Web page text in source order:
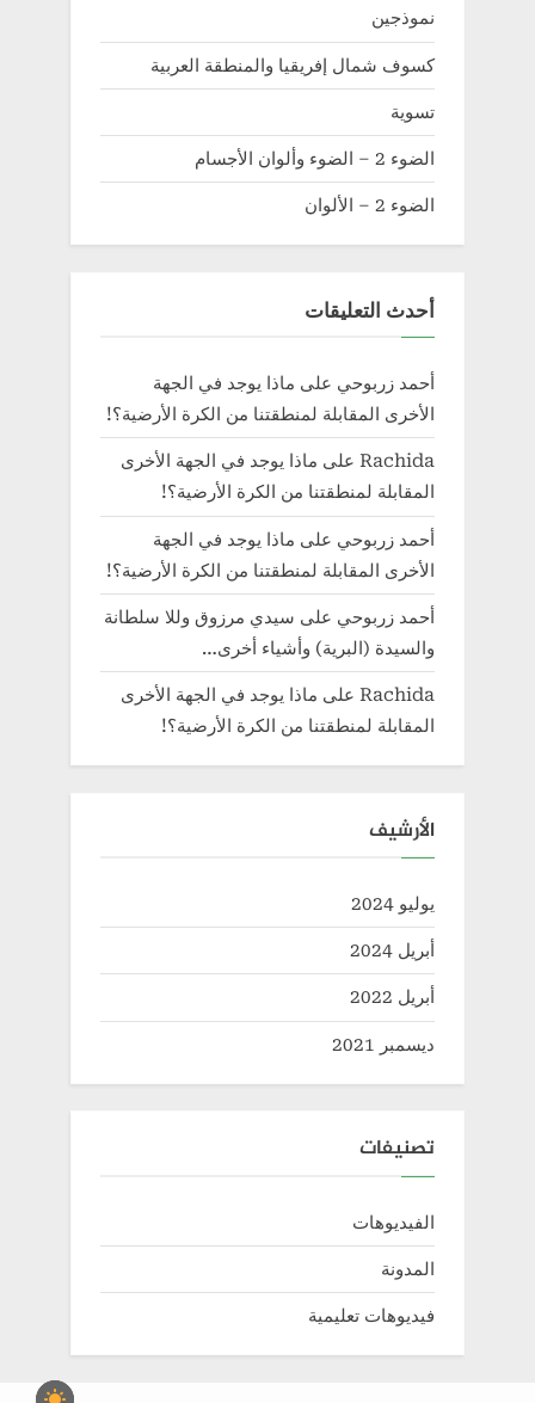
نموذجين
كسوف شمال إفريقيا والمنطقة العربية
تسوية
الضوء 2 – الضوء وألوان الأجسام
الضوء 2 – الألوان
أحدث التعليقات
أحمد زربوحي على ماذا يوجد في الجهة
الأخرى المقابلة لمنطقتنا من الكرة الأرضية؟!
Rachida على ماذا يوجد في الجهة الأخرى
المقابلة لمنطقتنا من الكرة الأرضية؟!
أحمد زربوحي على ماذا يوجد في الجهة
الأخرى المقابلة لمنطقتنا من الكرة الأرضية؟!
أحمد زربوحي على سيدي مرزوق وللا سلطانة
والسيدة (البرية) وأشياء أخرى…
Rachida على ماذا يوجد في الجهة الأخرى
المقابلة لمنطقتنا من الكرة الأرضية؟!
الأرشيف
يوليو 2024
أبريل 2024
أبريل 2022
ديسمبر 2021
تصنيفات
الفيديوهات
المدونة
فيديوهات تعليمية